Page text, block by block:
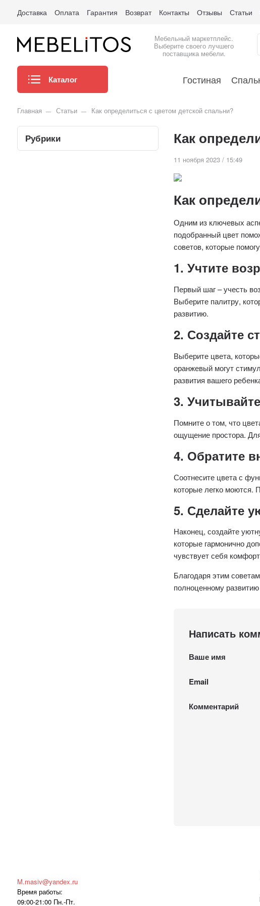
Доставка Оплата Гарантия Возврат Контакты Отзывы Статьи
Мебельный маркетплейс.
Выберите своего лучшего
поставщика мебели.
Каталог Гостиная
Главная Статьи Как определиться с цветом детской спальни?
Рубрики Как
11 ноября 2023 / 15:49
Как
Одним из ключевых
подобранный цвет
советов, которые
1. Учтите
Первый шаг – учесть
Выберите палитру,
развитию.
2. Создайте
Выберите цвета,
оранжевый могут
развития вашего
3.
Помните о том, что
ощущение простора.
4. Обратите
Соотнесите цвета с
которые легко моются.
5. Сделайте
Наконец, создайте
которые гармонично
чувствует себя
Благодаря этим
полноценному
Написать
Ваше имя
Email
Комментарий
M.masiv@yandex.ru
Время работы:
09:00-21:00 Пн.-Пт.